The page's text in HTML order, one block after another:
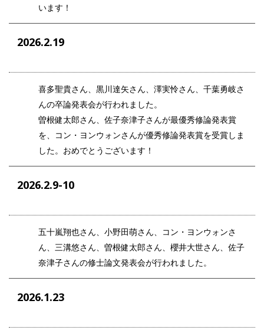
います！
2026.2.19
喜多聖貴さん、 黒川達矢さん、 澤実怜さん、 千葉勇岐さ
んの卒論発表会が行われました。
曽根健太郎さん、佐子奈津子さんが最優秀修論発表賞
を、コン・ヨンウォンさんが優秀修論発表賞を受賞しま
した。おめでとうございます！
2026.2.9-10
五十嵐翔也さん、小野田萌さん、コン・ヨンウォンさ
ん、三溝悠さん、曽根健太郎さん、 櫻井大世さん、 佐子
奈津子さんの修士論文発表会が行われました。
2026.1.23